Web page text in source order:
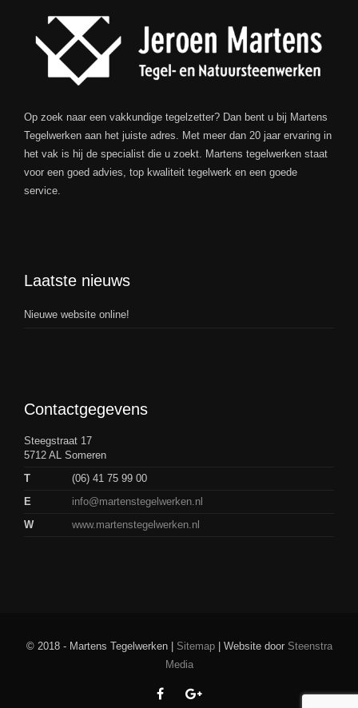
Op zoek naar een vakkundige tegelzetter? Dan bent u bij Martens
Tegelwerken aan het juiste adres. Met meer dan 20 jaar ervaring in
het vak is hij de specialist die u zoekt. Martens tegelwerken staat
voor een goed advies, top kwaliteit tegelwerk en een goede
service.
Laatste nieuws
Nieuwe website online!
Contactgegevens
Steegstraat 17
5712 AL Someren
T
(06) 41 75 99 00
E
info@martenstegelwerken.nl
W
www.martenstegelwerken.nl
© 2018 - Martens Tegelwerken | Sitemap| Website door Steenstra
Media